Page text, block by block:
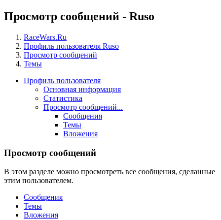
Просмотр сообщений - Ruso
RaceWars.Ru
Профиль пользователя Ruso
Просмотр сообщений
Темы
Профиль пользователя
Основная информация
Статистика
Просмотр сообщений...
Сообщения
Темы
Вложения
Просмотр сообщений
В этом разделе можно просмотреть все сообщения, сделанные
этим пользователем.
Сообщения
Темы
Вложения